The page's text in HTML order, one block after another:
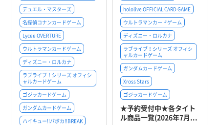
デュエル・マスターズ
名探偵コナンカードゲーム
Lycee OVERTURE
ウルトラマンカードゲーム
ディズニー・ロルカナ
ラブライブ！シリーズ オフィシ
ャルカードゲーム
ゴジラカードゲーム
ガンダムカードゲーム
ハイキュー!!バボカ!!BREAK
hololive OFFICIAL CARD GAME
ウルトラマンカードゲーム
ディズニー・ロルカナ
ラブライブ！シリーズ オフィシ
ャルカードゲーム
ガンダムカードゲーム
Xross Stars
ゴジラカードゲーム
★予約受付中★各タイト
ル商品一覧(2026年7月...